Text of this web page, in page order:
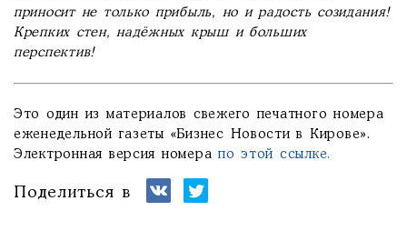
приносит не только прибыль, но и радость созидания!
Крепких стен, надёжных крыш и больших
перспектив!
Это один из материалов свежего печатного номера
еженедельной газеты «Бизнес Новости в Кирове».
Электронная версия номерапо этой ссылке.
Поделиться в